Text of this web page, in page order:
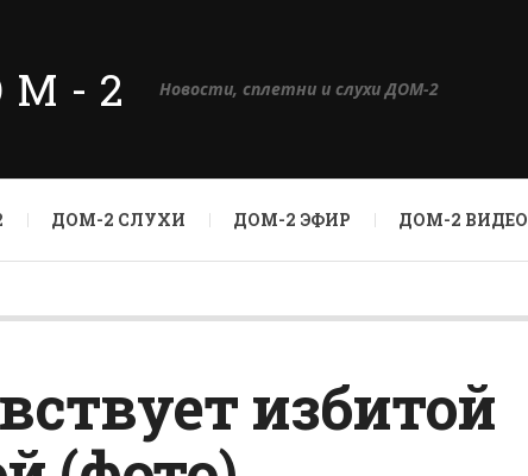
2 Новости, сплетни и слухи ДОМ-2
ДОМ-2 СЛУХИ ДОМ-2 ЭФИР ДОМ-2 ВИДЕО
избитой